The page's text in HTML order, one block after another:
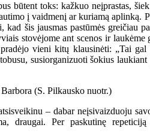
būtent toks: kažkuo neįprastas,
į vaidmenį ar kuriamą aplinką.
šis jausmas pastūmės greičiau
stovėjome ant scenos ir
vieni kitų klausinėti: „Tai
susiorganizuoti šokius
– dabar neįsivaizduoju
draugai. Per paskutinę